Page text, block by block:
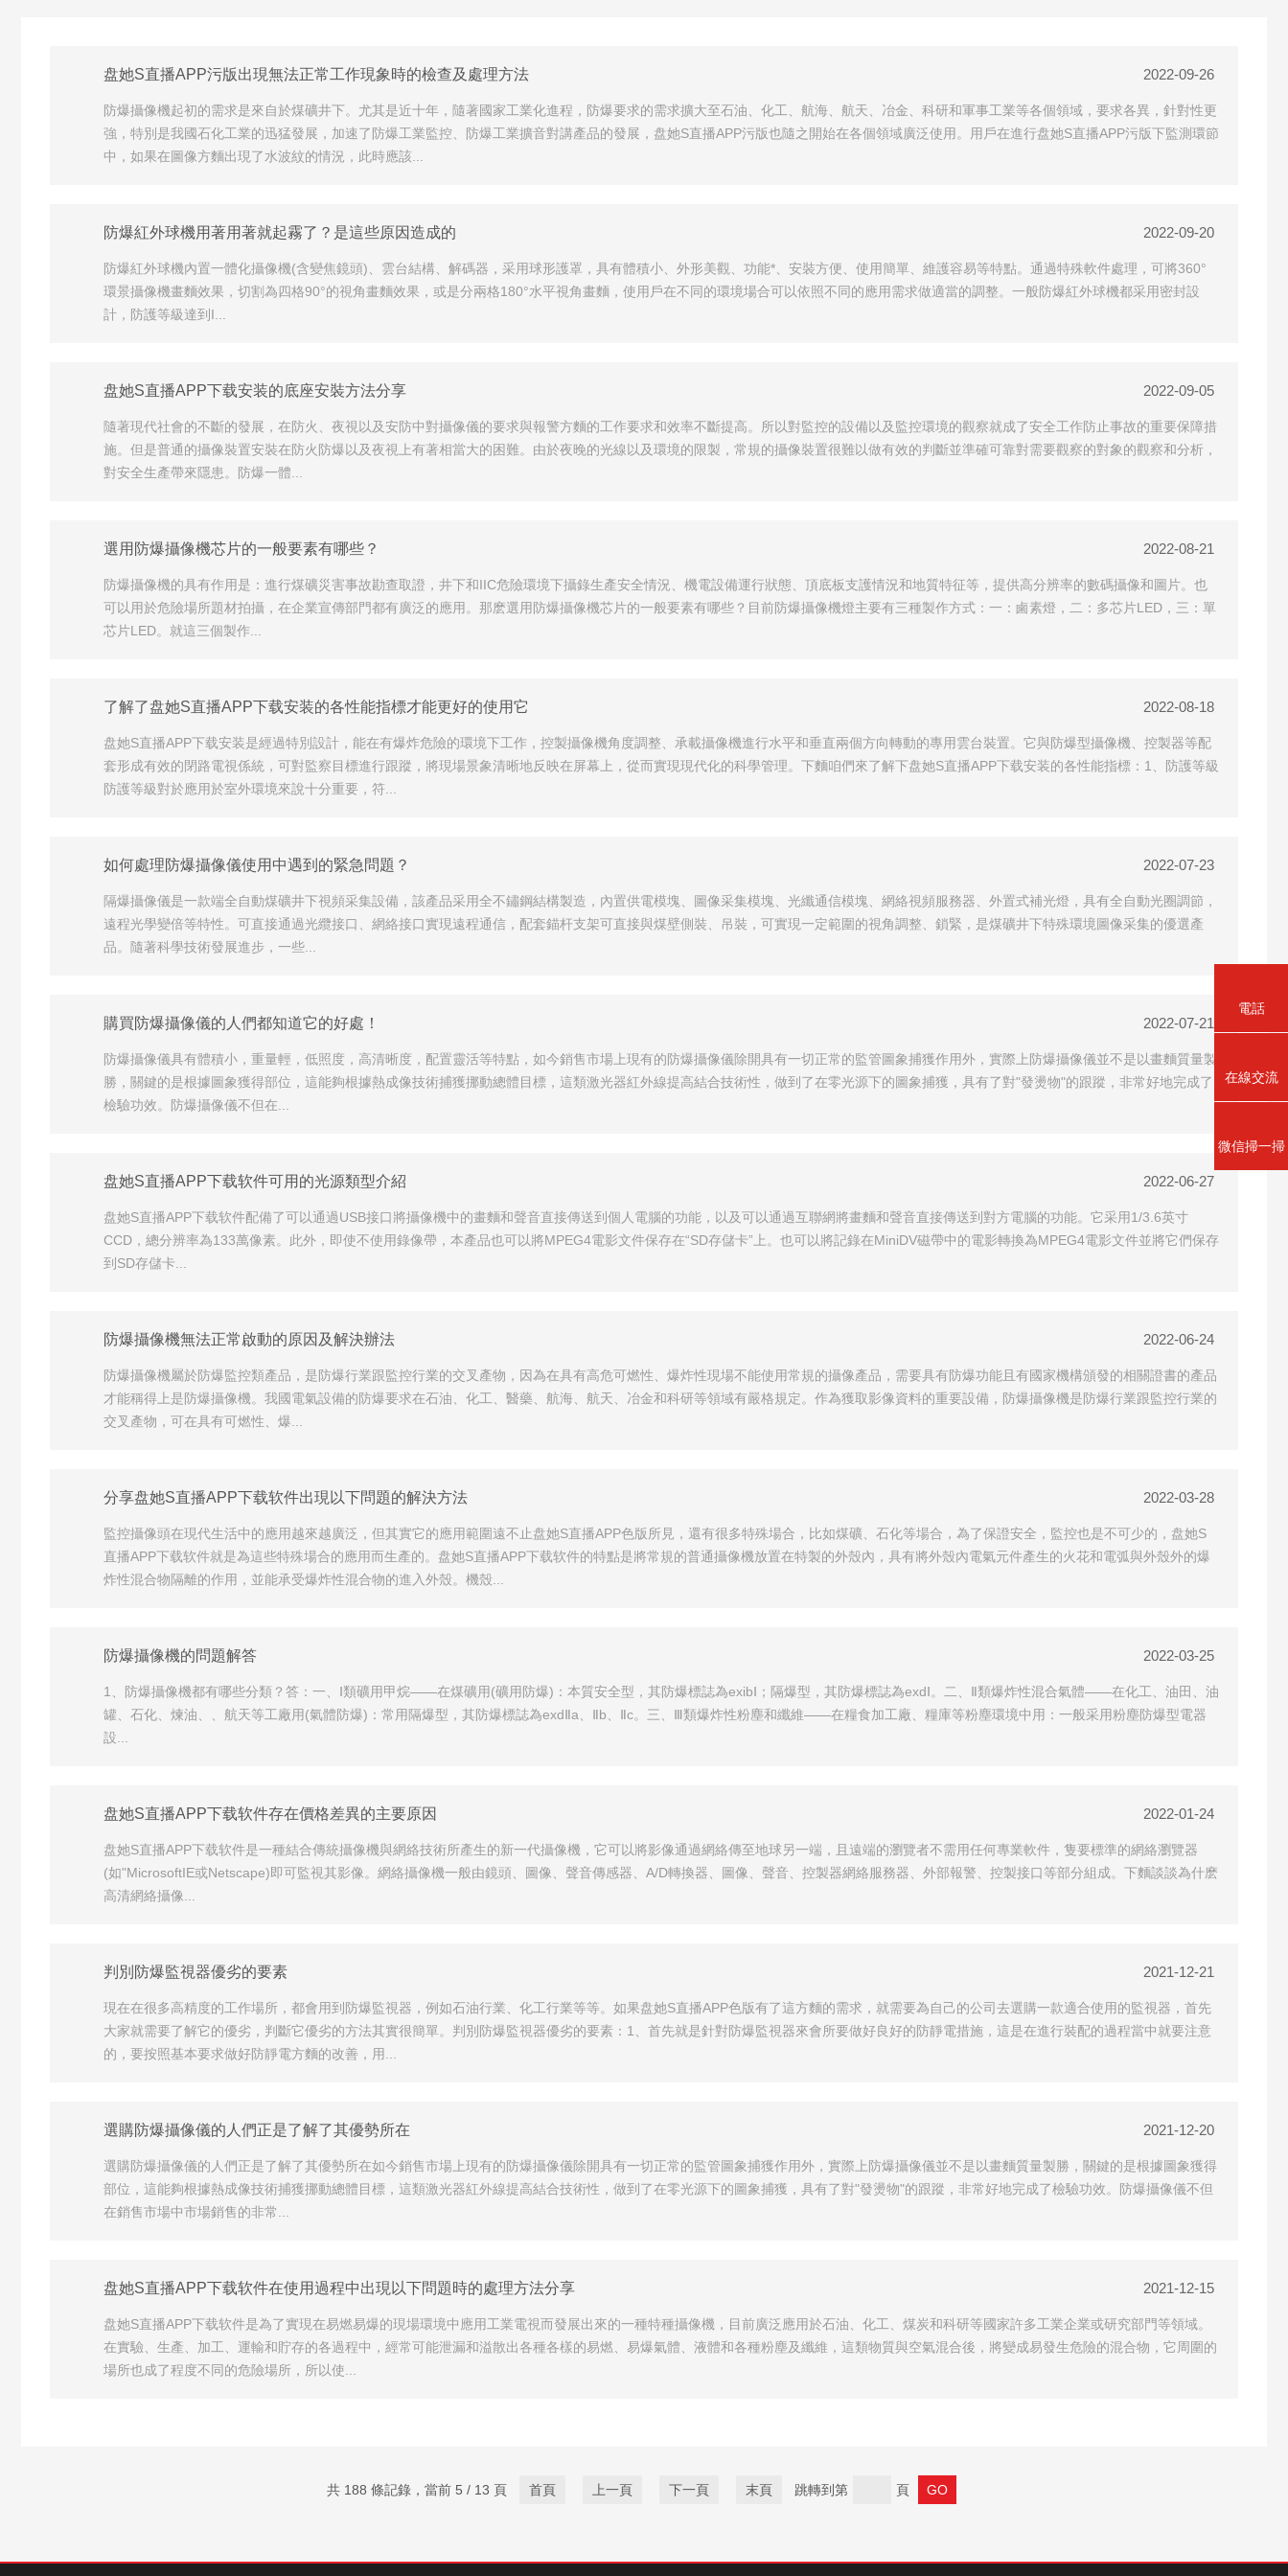
盘她S直播APP污版出現無法正常工作現象時的檢查及處理方法 2022-09-26
防爆攝像機起初的需求是來自於煤礦井下。尤其是近十年，隨著國家工業化進程，防爆要求的需求擴大至石油、化工、航海、航天、冶金、科研和軍事工業等各個領域，要求各異，針對性更
強，特別是我國石化工業的迅猛發展，加速了防爆工業監控、防爆工業擴音對講產品的發展，盘她S直播APP污版也隨之開始在各個領域廣泛使用。用戶在進行盘她S直播APP污版下監測環節
中，如果在圖像方麵出現了水波紋的情況，此時應該...
防爆紅外球機用著用著就起霧了？是這些原因造成的 2022-09-20
防爆紅外球機內置一體化攝像機(含變焦鏡頭)、雲台結構、解碼器，采用球形護罩，具有體積小、外形美觀、功能*、安裝方便、使用簡單、維護容易等特點。通過特殊軟件處理，可將360°
環景攝像機畫麵效果，切割為四格90°的視角畫麵效果，或是分兩格180°水平視角畫麵，使用戶在不同的環境場合可以依照不同的應用需求做適當的調整。一般防爆紅外球機都采用密封設
計，防護等級達到I...
盘她S直播APP下载安装的底座安裝方法分享 2022-09-05
隨著現代社會的不斷的發展，在防火、夜視以及安防中對攝像儀的要求與報警方麵的工作要求和效率不斷提高。所以對監控的設備以及監控環境的觀察就成了安全工作防止事故的重要保障措
施。但是普通的攝像裝置安裝在防火防爆以及夜視上有著相當大的困難。由於夜晚的光線以及環境的限製，常規的攝像裝置很難以做有效的判斷並準確可靠對需要觀察的對象的觀察和分析，
對安全生產帶來隱患。防爆一體...
選用防爆攝像機芯片的一般要素有哪些？ 2022-08-21
防爆攝像機的具有作用是：進行煤礦災害事故勘查取證，井下和IIC危險環境下攝錄生產安全情況、機電設備運行狀態、頂底板支護情況和地質特征等，提供高分辨率的數碼攝像和圖片。也
可以用於危險場所題材拍攝，在企業宣傳部門都有廣泛的應用。那麽選用防爆攝像機芯片的一般要素有哪些？目前防爆攝像機燈主要有三種製作方式：一：鹵素燈，二：多芯片LED，三：單
芯片LED。就這三個製作...
了解了盘她S直播APP下载安装的各性能指標才能更好的使用它 2022-08-18
盘她S直播APP下载安装是經過特別設計，能在有爆炸危險的環境下工作，控製攝像機角度調整、承載攝像機進行水平和垂直兩個方向轉動的專用雲台裝置。它與防爆型攝像機、控製器等配
套形成有效的閉路電視係統，可對監察目標進行跟蹤，將現場景象清晰地反映在屏幕上，從而實現現代化的科學管理。下麵咱們來了解下盘她S直播APP下载安装的各性能指標：1、防護等級
防護等級對於應用於室外環境來說十分重要，符...
如何處理防爆攝像儀使用中遇到的緊急問題？ 2022-07-23
隔爆攝像儀是一款端全自動煤礦井下視頻采集設備，該產品采用全不鏽鋼結構製造，內置供電模塊、圖像采集模塊、光纖通信模塊、網絡視頻服務器、外置式補光燈，具有全自動光圈調節，
遠程光學變倍等特性。可直接通過光纜接口、網絡接口實現遠程通信，配套錨杆支架可直接與煤壁側裝、吊裝，可實現一定範圍的視角調整、鎖緊，是煤礦井下特殊環境圖像采集的優選產
品。隨著科學技術發展進步，一些...
購買防爆攝像儀的人們都知道它的好處！ 2022-07-21
防爆攝像儀具有體積小，重量輕，低照度，高清晰度，配置靈活等特點，如今銷售市場上現有的防爆攝像儀除開具有一切正常的監管圖象捕獲作用外，實際上防爆攝像儀並不是以畫麵質量製
勝，關鍵的是根據圖象獲得部位，這能夠根據熱成像技術捕獲挪動總體目標，這類激光器紅外線提高結合技術性，做到了在零光源下的圖象捕獲，具有了對"發燙物"的跟蹤，非常好地完成了
檢驗功效。防爆攝像儀不但在...
盘她S直播APP下载软件可用的光源類型介紹 2022-06-27
盘她S直播APP下载软件配備了可以通過USB接口將攝像機中的畫麵和聲音直接傳送到個人電腦的功能，以及可以通過互聯網將畫麵和聲音直接傳送到對方電腦的功能。它采用1/3.6英寸
CCD，總分辨率為133萬像素。此外，即使不使用錄像帶，本產品也可以將MPEG4電影文件保存在“SD存儲卡”上。也可以將記錄在MiniDV磁帶中的電影轉換為MPEG4電影文件並將它們保存
到SD存儲卡...
防爆攝像機無法正常啟動的原因及解決辦法 2022-06-24
防爆攝像機屬於防爆監控類產品，是防爆行業跟監控行業的交叉產物，因為在具有高危可燃性、爆炸性現場不能使用常規的攝像產品，需要具有防爆功能且有國家機構頒發的相關證書的產品
才能稱得上是防爆攝像機。我國電氣設備的防爆要求在石油、化工、醫藥、航海、航天、冶金和科研等領域有嚴格規定。作為獲取影像資料的重要設備，防爆攝像機是防爆行業跟監控行業的
交叉產物，可在具有可燃性、爆...
分享盘她S直播APP下载软件出現以下問題的解決方法 2022-03-28
監控攝像頭在現代生活中的應用越來越廣泛，但其實它的應用範圍遠不止盘她S直播APP色版所見，還有很多特殊場合，比如煤礦、石化等場合，為了保證安全，監控也是不可少的，盘她S
直播APP下载软件就是為這些特殊場合的應用而生產的。盘她S直播APP下载软件的特點是將常規的普通攝像機放置在特製的外殼內，具有將外殼內電氣元件產生的火花和電弧與外殼外的爆
炸性混合物隔離的作用，並能承受爆炸性混合物的進入外殼。機殼...
防爆攝像機的問題解答 2022-03-25
1、防爆攝像機都有哪些分類？答：一、Ⅰ類礦用甲烷——在煤礦用(礦用防爆)：本質安全型，其防爆標誌為exibⅠ；隔爆型，其防爆標誌為exdⅠ。二、Ⅱ類爆炸性混合氣體——在化工、油田、油
罐、石化、煉油、、航天等工廠用(氣體防爆)：常用隔爆型，其防爆標誌為exdⅡa、Ⅱb、Ⅱc。三、Ⅲ類爆炸性粉塵和纖維——在糧食加工廠、糧庫等粉塵環境中用：一般采用粉塵防爆型電器
設...
盘她S直播APP下载软件存在價格差異的主要原因 2022-01-24
盘她S直播APP下载软件是一種結合傳統攝像機與網絡技術所產生的新一代攝像機，它可以將影像通過網絡傳至地球另一端，且遠端的瀏覽者不需用任何專業軟件，隻要標準的網絡瀏覽器
(如"MicrosoftIE或Netscape)即可監視其影像。網絡攝像機一般由鏡頭、圖像、聲音傳感器、A/D轉換器、圖像、聲音、控製器網絡服務器、外部報警、控製接口等部分組成。下麵談談為什麽
高清網絡攝像...
判別防爆監視器優劣的要素 2021-12-21
現在在很多高精度的工作場所，都會用到防爆監視器，例如石油行業、化工行業等等。如果盘她S直播APP色版有了這方麵的需求，就需要為自己的公司去選購一款適合使用的監視器，首先
大家就需要了解它的優劣，判斷它優劣的方法其實很簡單。判別防爆監視器優劣的要素：1、首先就是針對防爆監視器來會所要做好良好的防靜電措施，這是在進行裝配的過程當中就要注意
的，要按照基本要求做好防靜電方麵的改善，用...
選購防爆攝像儀的人們正是了解了其優勢所在 2021-12-20
選購防爆攝像儀的人們正是了解了其優勢所在如今銷售市場上現有的防爆攝像儀除開具有一切正常的監管圖象捕獲作用外，實際上防爆攝像儀並不是以畫麵質量製勝，關鍵的是根據圖象獲得
部位，這能夠根據熱成像技術捕獲挪動總體目標，這類激光器紅外線提高結合技術性，做到了在零光源下的圖象捕獲，具有了對"發燙物"的跟蹤，非常好地完成了檢驗功效。防爆攝像儀不但
在銷售市場中市場銷售的非常...
盘她S直播APP下载软件在使用過程中出現以下問題時的處理方法分享 2021-12-15
盘她S直播APP下载软件是為了實現在易燃易爆的現場環境中應用工業電視而發展出來的一種特種攝像機，目前廣泛應用於石油、化工、煤炭和科研等國家許多工業企業或研究部門等領域。
在實驗、生產、加工、運輸和貯存的各過程中，經常可能泄漏和溢散出各種各樣的易燃、易爆氣體、液體和各種粉塵及纖維，這類物質與空氣混合後，將變成易發生危險的混合物，它周圍的
場所也成了程度不同的危險場所，所以使...
共 188 條記錄，當前 5 / 13 頁 首頁 上一頁 下一頁 末頁 跳轉到第 頁
電話
在線交流
微信掃一掃